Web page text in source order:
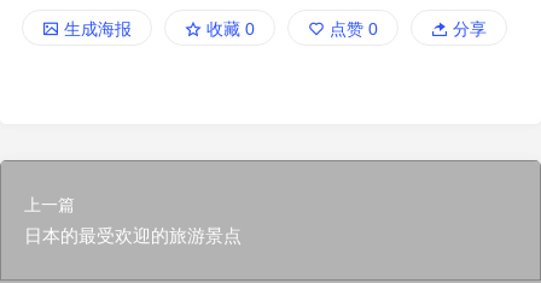
生成海报 收藏 0 点赞 0 分享
上一篇
日本的最受欢迎的旅游景点